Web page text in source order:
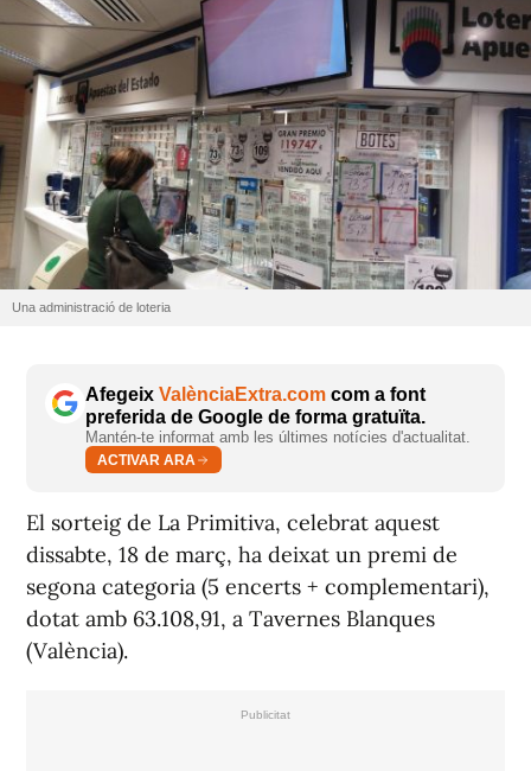
Una administració de loteria
Afegeix ValènciaExtra.com com a font
preferida de Google de forma gratuïta.
Mantén-te informat amb les últimes notícies d'actualitat.
ACTIVAR ARA
El sorteig de La Primitiva, celebrat aquest
dissabte, 18 de març, ha deixat un premi de
segona categoria (5 encerts + complementari),
dotat amb 63.108,91, a Tavernes Blanques
(València).